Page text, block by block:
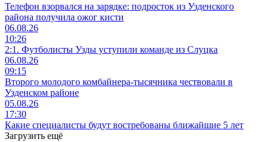
Телефон взорвался на зарядке: подросток из Узденского
района получила ожог кисти
06.08.26
10:26
2:1. Футболисты Узды уступили команде из Слуцка
06.08.26
09:15
Второго молодого комбайнера-тысячника чествовали в
Узденском районе
05.08.26
17:30
Какие специалисты будут востребованы ближайшие 5 лет
Загрузить ещё